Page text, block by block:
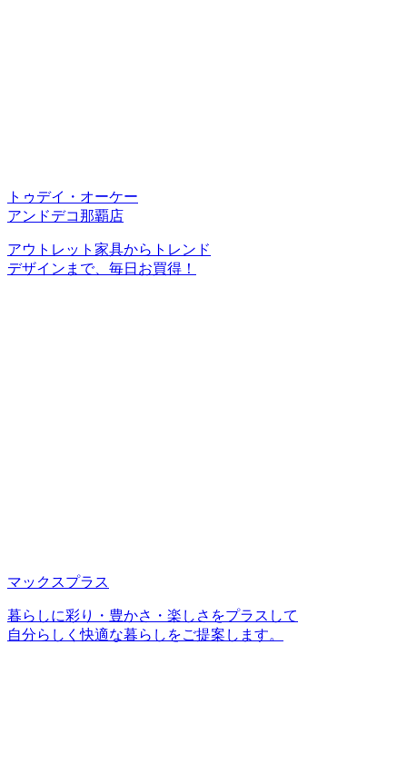
トゥデイ・オーケー
アンドデコ那覇店
アウトレット家具からトレンド
デザインまで、毎日お買得！
マックスプラス
暮らしに彩り・豊かさ・楽しさをプラスして
自分らしく快適な暮らしをご提案します。